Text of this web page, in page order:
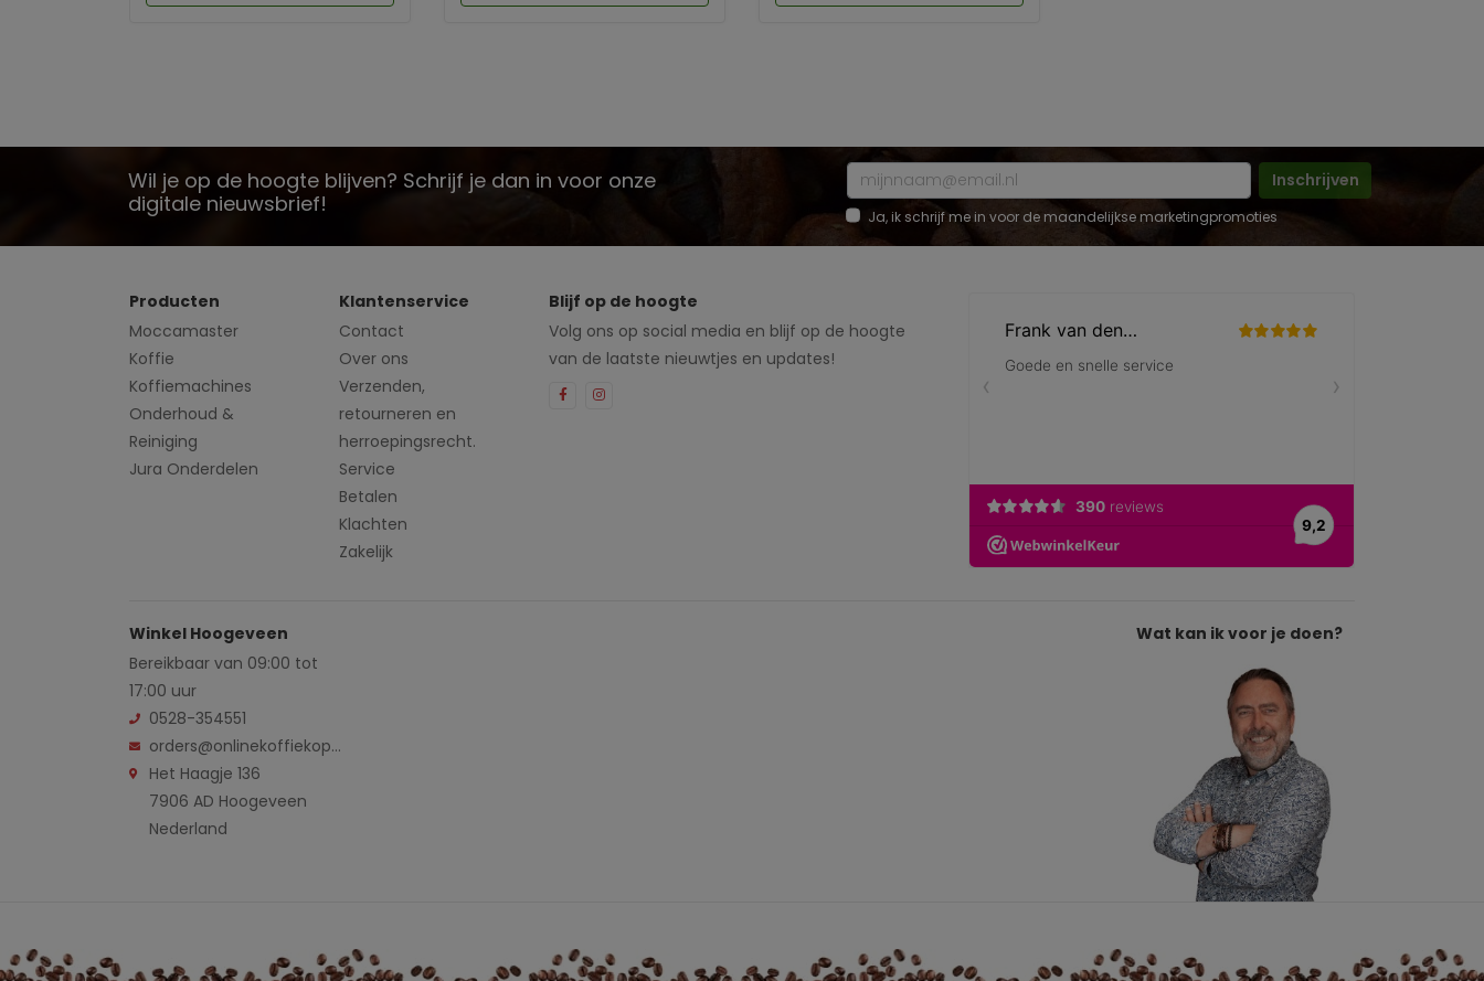
Wil je op de hoogte blijven? Schrijf je dan in voor onze
digitale nieuwsbrief!
Inschrijven
Ja, ik schrijf me in voor de maandelijkse marketingpromoties
Producten
Moccamaster
Koffie
Koffiemachines
Onderhoud &
Reiniging
Jura Onderdelen
Klantenservice
Contact
Over ons
Verzenden,
retourneren en
herroepingsrecht.
Service
Betalen
Klachten
Zakelijk
Blijf op de hoogte
Volg ons op social media en blijf op de hoogte
van de laatste nieuwtjes en updates!
Winkel Hoogeveen
Bereikbaar van 09:00 tot
17:00 uur
0528-354551
orders@onlinekoffiekopen.nl
Het Haagje 136
7906 AD Hoogeveen
Nederland
Wat kan ik voor je doen?